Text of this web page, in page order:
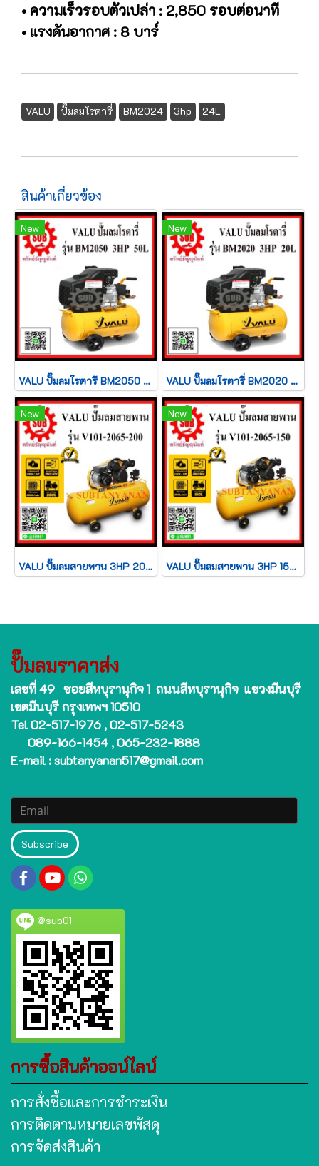
• ความเร็วรอบตัวเปล่า : 2,850 รอบต่อนาที
• แรงดันอากาศ : 8 บาร์
VALU ปั๊มลมโรตารี่ BM2024 3hp 24L
สินค้าเกี่ยวข้อง
New
VALU ปั๊มลมโรตารี BM2050 3HP 50L
New
VALU ปั๊มลมโรตารี่ BM2020 3HP 20L
New
VALU ปั๊มลมสายพาน 3HP 200L 2065-200
New
VALU ปั๊มลมสายพาน 3HP 150L 2065-150
ปั๊มลมราคาส่ง
เลขที่ 49 ซอยสีหบุรานุกิจ 1 ถนนสีหบุรานุกิจ แขวงมีนบุรี
เขตมีนบุรี กรุงเทพฯ 10510
Tel 02-517-1976 , 02-517-5243
089-166-1454 , 065-232-1888
E-mail : subtanyanan517@gmail.com
Subscribe
@sub01
การซื้อสินค้าออน์ไลน์
การสั่งซื้อและการชำระเงิน
การติดตามหมายเลขพัสดุ
การจัดส่งสินค้า